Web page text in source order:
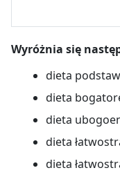
Wyróżnia się
dieta
dieta
dieta
dieta
dieta